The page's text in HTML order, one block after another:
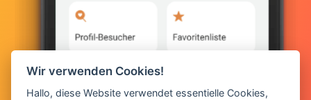
Wir verwenden Cookies!
Hallo, diese Website verwendet essentielle Cookies,